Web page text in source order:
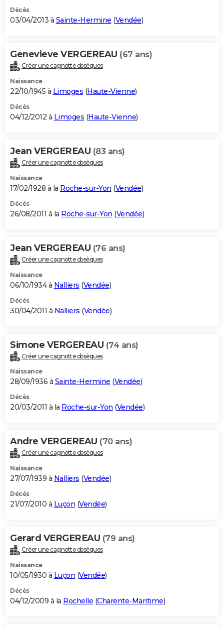
Décès
03/04/2013 à Sainte-Hermine (Vendée)
Genevieve VERGEREAU (67 ans)
Créer une cagnotte obsèques
Naissance
22/10/1945 à Limoges (Haute-Vienne)
Décès
04/12/2012 à Limoges (Haute-Vienne)
Jean VERGEREAU (83 ans)
Créer une cagnotte obsèques
Naissance
17/02/1928 à la Roche-sur-Yon (Vendée)
Décès
26/08/2011 à la Roche-sur-Yon (Vendée)
Jean VERGEREAU (76 ans)
Créer une cagnotte obsèques
Naissance
06/10/1934 à Nalliers (Vendée)
Décès
30/04/2011 à Nalliers (Vendée)
Simone VERGEREAU (74 ans)
Créer une cagnotte obsèques
Naissance
28/09/1936 à Sainte-Hermine (Vendée)
Décès
20/03/2011 à la Roche-sur-Yon (Vendée)
Andre VERGEREAU (70 ans)
Créer une cagnotte obsèques
Naissance
27/07/1939 à Nalliers (Vendée)
Décès
21/07/2010 à Luçon (Vendée)
Gerard VERGEREAU (79 ans)
Créer une cagnotte obsèques
Naissance
10/05/1930 à Luçon (Vendée)
Décès
04/12/2009 à la Rochelle (Charente-Maritime)